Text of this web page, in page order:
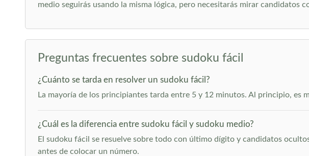
medio seguirás usando la misma lógica, pero necesitarás mirar candidatos
Preguntas frecuentes sobre sudoku fácil
¿Cuánto se tarda en resolver un sudoku fácil?
La mayoría de los principiantes tarda entre 5 y 12 minutos. Al principio, es
¿Cuál es la diferencia entre sudoku fácil y sudoku medio?
El sudoku fácil se resuelve sobre todo con último dígito y candidatos
antes de colocar un número.